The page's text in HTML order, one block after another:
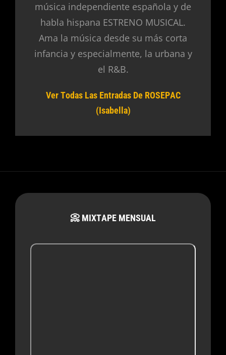
música independiente española y de
habla hispana ESTRENO MUSICAL.
Ama la música desde su más corta
infancia y especialmente, la urbana y
el R&B.
Ver Todas Las Entradas De ROSEPAC
(Isabella)
📀 MIXTAPE MENSUAL